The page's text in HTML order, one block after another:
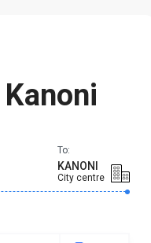
To:
KANONI
City centre